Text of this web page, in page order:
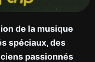
de la musique
spéciaux, des
passionnés